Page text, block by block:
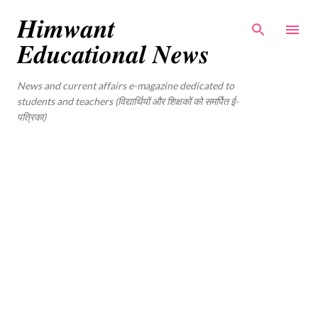
𝑯𝒊𝒎𝒘𝒂𝒏𝒕
𝑬𝒅𝒖𝒄𝒂𝒕𝒊𝒐𝒏𝒂𝒍 𝑵𝒆𝒘𝒔
News and current affairs e-magazine dedicated to
students and teachers (विद्यार्थियों और शिक्षकों को समर्पित ई-
पत्रिका)